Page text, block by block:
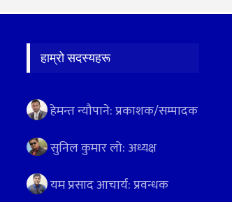
हाम्रो सदस्यहरू
हेमन्त न्यौपाने: प्रकाशक/सम्पादक
सुनिल कुमार लो: अध्यक्ष
यम प्रसाद आचार्य: प्रवन्धक